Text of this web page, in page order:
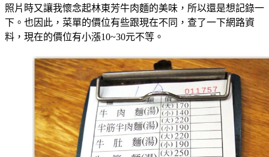
照片時又讓我懷念起林東芳牛肉麵的美味，所以還是想記錄一
下。也因此，菜單的價位有些跟現在不同，查了一下網路資
料，現在的價位有小漲10~30元不等。